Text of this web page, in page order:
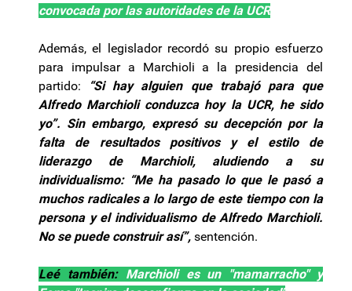
convocada por las autoridades de la UCR
Además, el legislador recordó su propio esfuerzo
para impulsar a Marchioli a la presidencia del
partido:
“Si hay alguien que trabajó para que
Alfredo Marchioli conduzca hoy la UCR, he sido
yo”. Sin embargo, expresó su decepción por la
falta de resultados positivos y el estilo de
liderazgo de Marchioli, aludiendo a su
individualismo: “Me ha pasado lo que le pasó a
muchos radicales a lo largo de este tiempo con la
persona y el individualismo de Alfredo Marchioli.
No se puede construir así”, sentención.
Leé también: Marchioli es un "mamarracho" y